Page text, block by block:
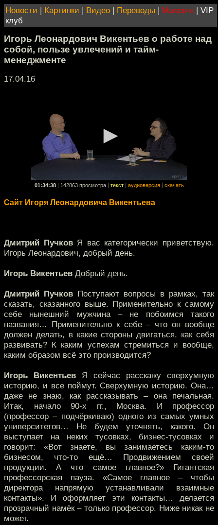
Новости | Картинки | Видео | Переводы | Магазин | VIP
клуб
Игорь Леонардович Викентьев о работе над
собой, пользе увлечений и тайм-
менеджменте
17.04.16
01:34:38 142863 просмотра текст аудиоверсия скачать
Сайт Игоря Леонардовича Викентьева
Дмитрий ПучковЯ вас категорически приветствую.
Игорь Леонардович, добрый день.
Игорь Викентьев Добрый день.
Дмитрий Пучков Поступают вопросы в рамках, так
сказать, сказанного выше. Применительно к самому
себе нынешний мужчина – не побоимся такого
названия… Применительно к себе – что он вообще
должен делать, в какие стороны двигаться, как себя
развивать? К каким успехам стремиться и вообще,
каким образом всё это производится?
Игорь Викентьев Я сейчас расскажу сверхумную
историю, и все поймут. Сверхумную историю. Она…
даже не знаю, как рассказывать – она печальная.
Итак, начало 90-х гг., Москва. И профессор
(профессор – подчёркиваю) одного из самых умных
университетов… Не будем уточнять, какого. Он
выступает на неких тусовках, бизнес-тусовках и
говорит: «Вот знаете, вы занимаетесь каким-то
бизнесом, что-то ещё… Продвижением своей
продукции. А что самое главное?» Гигантская
профессорская пауза. «Самое главное – чтобы
директора напрямую устанавливали взаимные
контакты». И оформляет эти контакты… делается
прозрачный намёк – только профессор. Ниже никак не
может.